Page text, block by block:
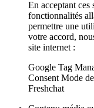
En acceptant
fonctionnalités
permettre une
votre accord,
site internet :
Google Tag
Consent Mode
Freshchat